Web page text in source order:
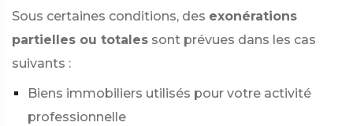
Sous certaines conditions, des exonérations
partielles ou totales sont prévues dans les cas
suivants :
Biens immobiliers utilisés pour votre activité
professionnelle